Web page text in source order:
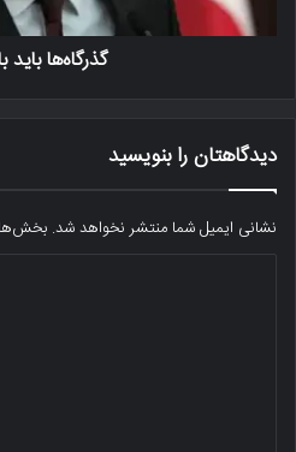
گذرگاه‌ها باید
دیدگاهتان را بنویسید
نشانی ایمیل شما منتشر نخواهد شد.